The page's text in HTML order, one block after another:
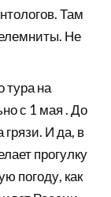
Там
Не
тура на
с 1 мая . До
грязи. И да, в
прогулку
погоду, как